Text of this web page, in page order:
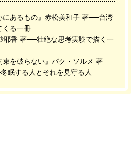
にあるもの』赤松美和子 著──台湾
くる一冊
耶香 著──壮絶な思考実験で描く一
束を破らない』パク・ソルメ 著
眠する人とそれを見守る人